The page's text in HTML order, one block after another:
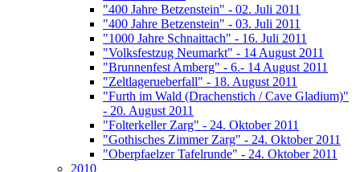
"400 Jahre Betzenstein" - 02. Juli 2011
"400 Jahre Betzenstein" - 03. Juli 2011
"1000 Jahre Schnaittach" - 16. Juli 2011
"Volksfestzug Neumarkt" - 14 August 2011
"Brunnenfest Amberg" - 6.- 14 August 2011
"Zeltlagerueberfall" - 18. August 2011
"Furth im Wald (Drachenstich / Cave Gladium)"
- 20. August 2011
"Folterkeller Zarg" - 24. Oktober 2011
"Gothisches Zimmer Zarg" - 24. Oktober 2011
"Oberpfaelzer Tafelrunde" - 24. Oktober 2011
2010